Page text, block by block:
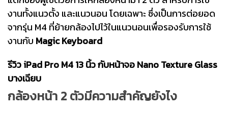
งานทั้งแนวตั้ง และแนวนอน โดยเฉพาะ ซึ่งเป็นการต่อยอด
จากรุ่น M4 ที่ย้ายกล้องไปไว้ในแนวนอนเพื่อรองรับการใช้
งานกับ Magic Keyboard
รีวิว iPad Pro M4 13 นิ้ว กับหน้าจอ Nano Texture Glass
บางเฉียบ
กล้องหน้า 2 ตัวมีความสำคัญยังไง